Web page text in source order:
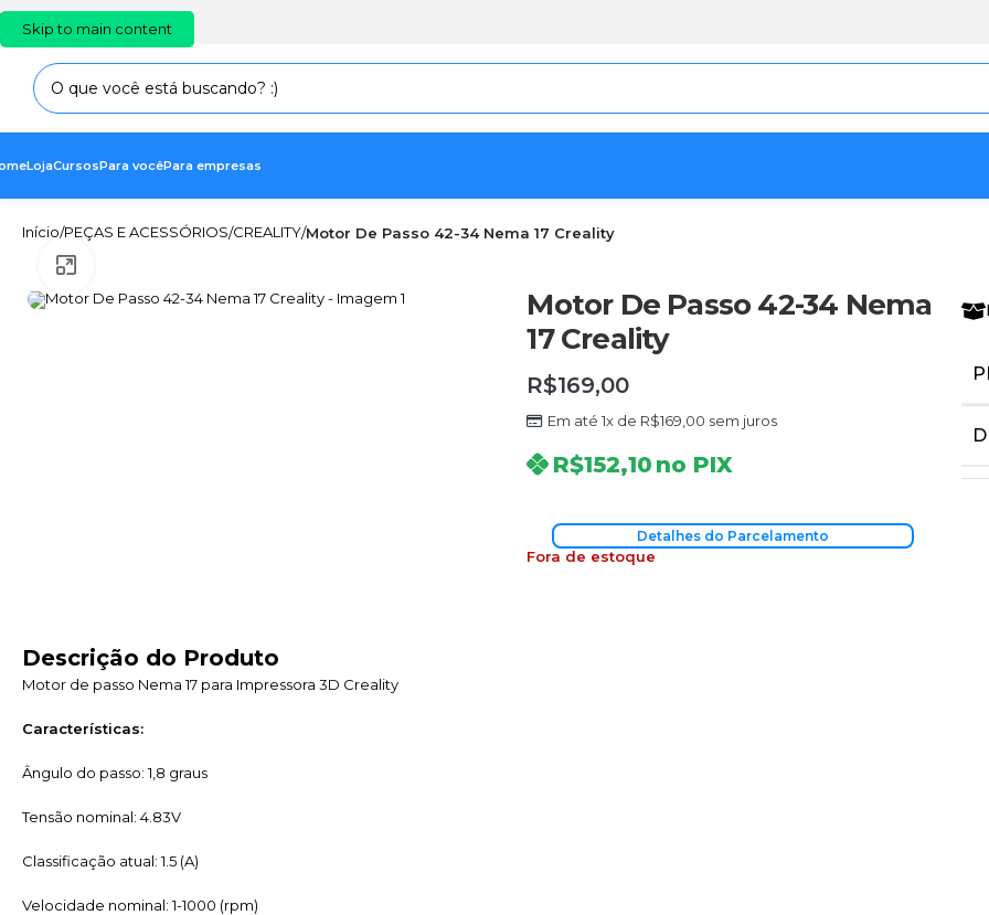
Skip to main content
EN PT ES
LojaCursosPara vocêPara empresas
Início/PEÇAS E ACESSÓRIOS/CREALITY/Motor De Passo 42-34 Nema 17 Creality
Motor De Passo 42-34 Nema
17 Creality
R$169,00
Em até 1x de R$169,00 sem juros
R$152,10 no PIX
Detalhes do Parcelamento
Fora de estoque
Descrição do Produto
Motor de passo Nema 17 para Impressora 3D Creality
Características:
Ângulo do passo: 1,8 graus
Tensão nominal: 4.83V
Classificação atual: 1.5 (A)
Velocidade nominal: 1-1000 (rpm)